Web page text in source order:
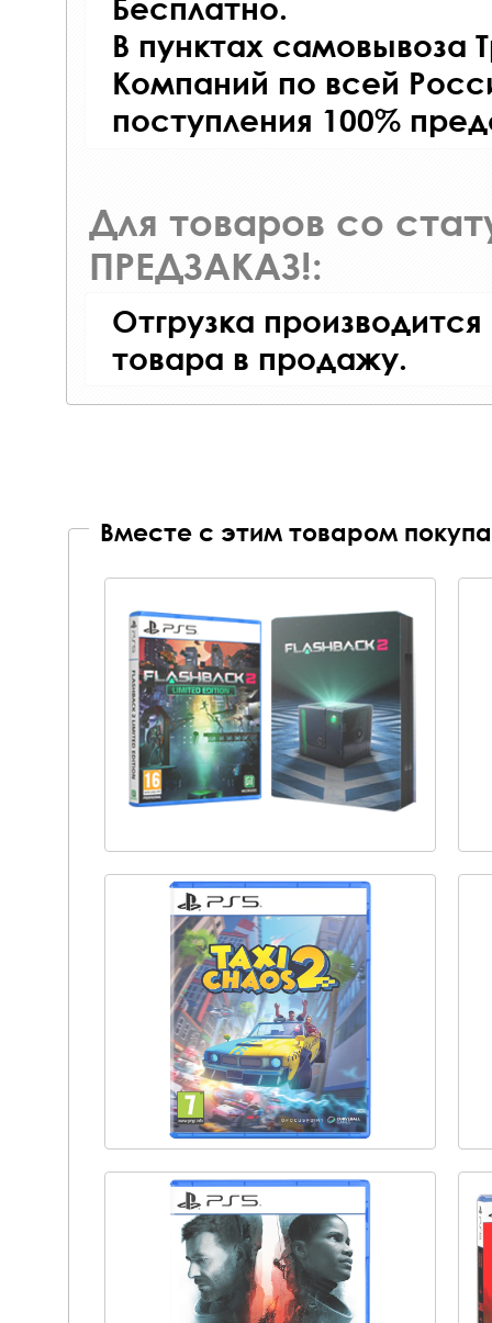
Бесплатно.
В пунктах самовывоза
Компаний по всей
поступления 100%
Для товаров со
ПРЕДЗАКАЗ!:
Отгрузка
товара в продажу.
Вместе с этим товаром